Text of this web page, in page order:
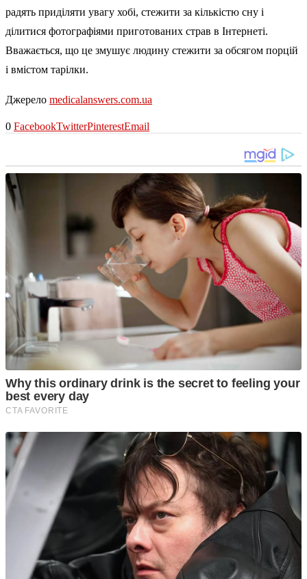
радять приділяти увагу хобі, стежити за кількістю сну і
ділитися фотографіями приготованих страв в Інтернеті.
Вважається, що це змушує людину стежити за обсягом порцій
і вмістом тарілки.
Джерело medicalanswers.com.ua
0 FacebookTwitterPinterestEmail